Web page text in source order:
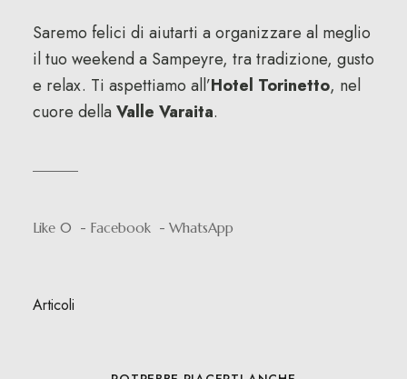
Saremo felici di aiutarti a organizzare al meglio
il tuo weekend a Sampeyre, tra tradizione, gusto
e relax. Ti aspettiamo all’Hotel Torinetto, nel
cuore della Valle Varaita.
Like 0 Facebook WhatsApp
Articoli